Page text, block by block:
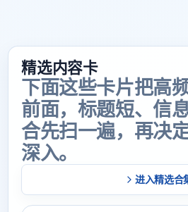
精选内容卡
下面这些卡片把高
前面，标题短、信
合先扫一遍，再决
深入。
进入精选合